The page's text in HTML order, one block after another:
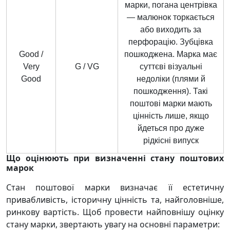
Good /
Very
Good
G / VG
марки, погана центрівка
— малюнок торкається
або виходить за
перфорацію. Зубцівка
пошкоджена. Марка має
суттєві візуальні
недоліки (плями й
пошкодження). Такі
поштові марки мають
цінність лише, якщо
йдеться про дуже
рідкісні випуск
Що оцінюють при визначенні стану поштових
марок
Стан поштової марки визначає її естетичну
привабливість, історичну цінність та, найголовніше,
ринкову вартість. Щоб провести найповнішу оцінку
стану марки, звертають увагу на основні параметри: